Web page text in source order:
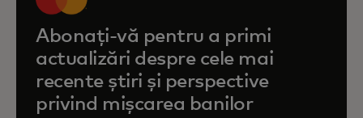
Abonați-vă pentru a primi
actualizări despre cele mai
recente știri și perspective
privind mișcarea banilor